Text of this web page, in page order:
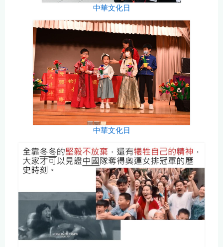
中華文化日
中華文化日